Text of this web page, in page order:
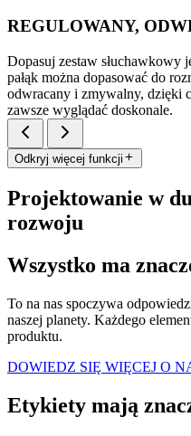
REGULOWANY,
Dopasuj zestaw słuchawkowy
pałąk można dopasować do
odwracany i zmywalny, dzięki
zawsze wyglądać doskonale.
Odkryj więcej funkcji
Projektowanie w
rozwoju
Wszystko ma
To na nas spoczywa
naszej planety. Każdego
produktu.
DOWIEDZ SIĘ WIĘCEJ O
Etykiety mają